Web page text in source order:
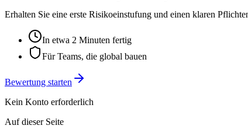
Erhalten Sie eine erste Risikoeinstufung und einen klaren
In etwa 2 Minuten fertig
Für Teams, die global bauen
Bewertung starten
Kein Konto erforderlich
Auf dieser Seite